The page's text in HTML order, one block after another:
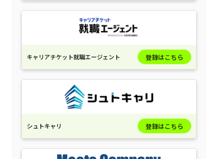
キャリアチケット就職エージェント 登録はこちら
シュトキャリ 登録はこちら